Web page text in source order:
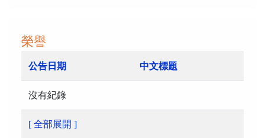
榮譽
公告日期 中文標題
沒有紀錄
[ 全部展開 ]